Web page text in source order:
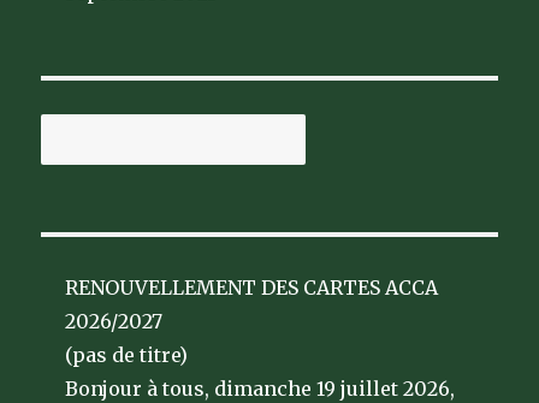
RENOUVELLEMENT DES CARTES ACCA
2026/2027
(pas de titre)
Bonjour à tous, dimanche 19 juillet 2026,